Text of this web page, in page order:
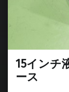
15インチ
ース